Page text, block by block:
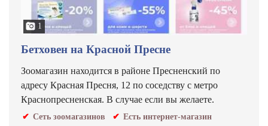
1
Бетховен на Красной Пресне
Зоомагазин находится в районе Пресненский по
адресу Красная Пресня, 12 по соседству с метро
Краснопресненская. В случае если вы желаете.
Сеть зоомагазинов Есть интернет-магазин